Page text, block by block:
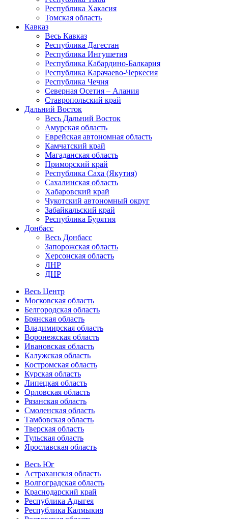
Республика Хакасия
Томская область
Кавказ
Весь Кавказ
Республика Дагестан
Республика Ингушетия
Республика Кабардино-Балкария
Республика Карачаево-Черкесия
Республика Чечня
Северная Осетия – Алания
Ставропольский край
Дальний Восток
Весь Дальний Восток
Амурская область
Еврейская автономная область
Камчатский край
Магаданская область
Приморский край
Республика Саха (Якутия)
Сахалинская область
Хабаровский край
Чукотский автономный округ
Забайкальский край
Республика Бурятия
Донбасс
Весь Донбасс
Запорожская область
Херсонская область
ЛНР
ДНР
Весь Центр
Московская область
Белгородская область
Брянская область
Владимирская область
Воронежская область
Ивановская область
Калужская область
Костромская область
Курская область
Липецкая область
Орловская область
Рязанская область
Смоленская область
Тамбовская область
Тверская область
Тульская область
Ярославская область
Весь Юг
Астраханская область
Волгоградская область
Краснодарский край
Республика Адыгея
Республика Калмыкия